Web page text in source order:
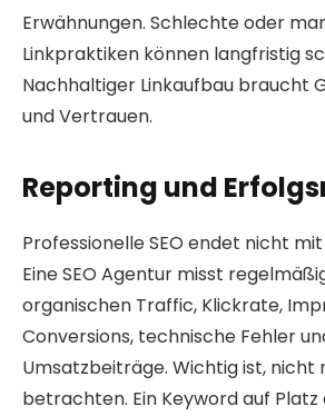
Erwähnungen. Schlechte oder
Linkpraktiken können langfristig
Nachhaltiger Linkaufbau braucht
und Vertrauen.
Reporting und
Professionelle SEO endet nicht
Eine SEO Agentur misst
organischen Traffic, Klickrate,
Conversions, technische Fehler
Umsatzbeiträge. Wichtig ist, nicht
betrachten. Ein Keyword auf Platz